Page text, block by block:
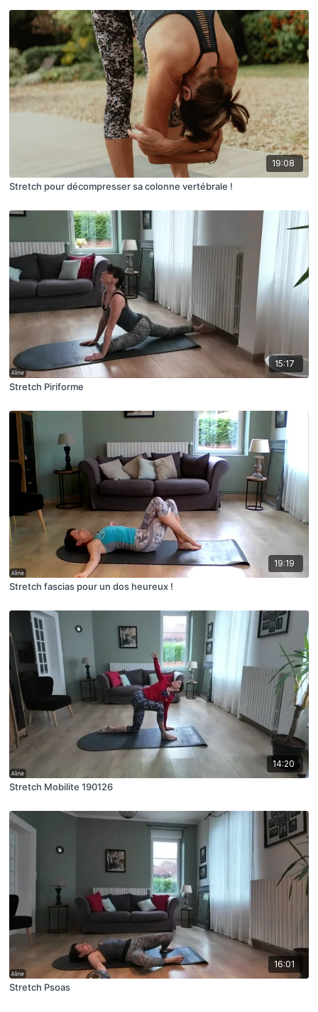
19:08
Stretch pour décompresser sa colonne vertébrale !
15:17
Stretch Piriforme
19:19
Stretch fascias pour un dos heureux !
14:20
Stretch Mobilite 190126
16:01
Stretch Psoas